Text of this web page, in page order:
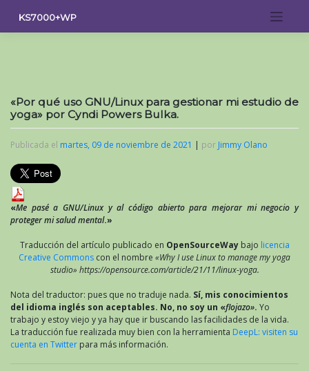
contenido
KS7000+WP
«Por qué uso GNU/Linux para gestionar mi estudio de
yoga» por Cyndi Powers Bulka.
Publicada el martes, 09 de noviembre de 2021 | por Jimmy Olano
«Me pasé a GNU/Linux y al código abierto para mejorar mi negocio y
proteger mi salud mental.»
Traducción del artículo publicado en OpenSourceWaybajo licencia
Creative Commons con el nombre «Why I use Linux to manage my yoga
studio» https://opensource.com/article/21/11/linux-yoga.
Nota del traductor: pues que no traduje nada. Sí, mis conocimientos
del idioma inglés son aceptables. No, no soy un «flojazo». Yo
trabajo y estoy viejo y ya hay que ir buscando las facilidades de la vida.
La traducción fue realizada muy bien con la herramienta DeepL: visiten su
cuenta en Twitter para más información.